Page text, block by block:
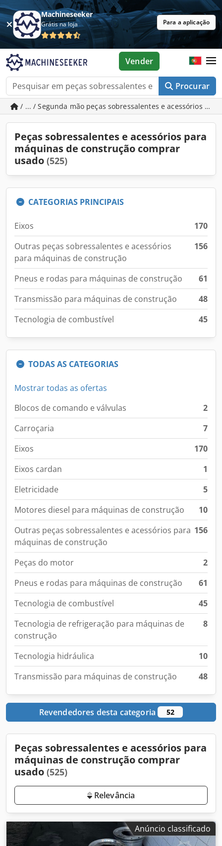
Machineseeker
Grátis na loja Para a aplicação
Procurar
Vender
/ ... / Segunda mão peças sobressalentes e acessórios
Peças sobressalentes e acessórios para
máquinas de construção comprar
usado (525)
CATEGORIAS PRINCIPAIS
Eixos
170
Outras peças sobressalentes e acessórios
para máquinas de construção
156
Pneus e rodas para máquinas de construção
61
Transmissão para máquinas de construção
48
Tecnologia de combustível
45
TODAS AS CATEGORIAS
Mostrar todas as ofertas
Blocos de comando e válvulas
2
Carroçaria
7
Eixos
170
Eixos cardan
1
Eletricidade
5
Motores diesel para máquinas de construção
10
Outras peças sobressalentes e acessórios para
máquinas de construção
156
Peças do motor
2
Pneus e rodas para máquinas de construção
61
Tecnologia de combustível
45
Tecnologia de refrigeração para máquinas de
construção
8
Tecnologia hidráulica
10
Transmissão para máquinas de construção
48
Revendedores desta categoria 52
Peças sobressalentes e acessórios para
máquinas de construção comprar
usado (525)
Relevância
Anúncio classificado